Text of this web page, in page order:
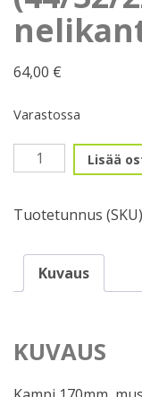
64,00 €
Varastossa
Kampisarja
3x9
Acera,
170mm
määrä
Lisää
Tuotetunnus
Kuvaus
KUVAUS